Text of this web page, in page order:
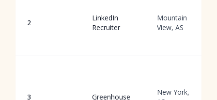
2
LinkedIn
Recruiter
Mountain
View, AS
3 Greenhouse
New York,